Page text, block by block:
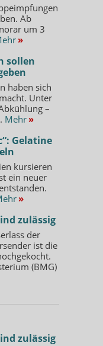
Ab
um 3
»
sollen
haben sich
Unter
–
Mehr »
Gelatine
kursieren
ein neuer
»
zulässig
der
ist die
(BMG)
zulässig